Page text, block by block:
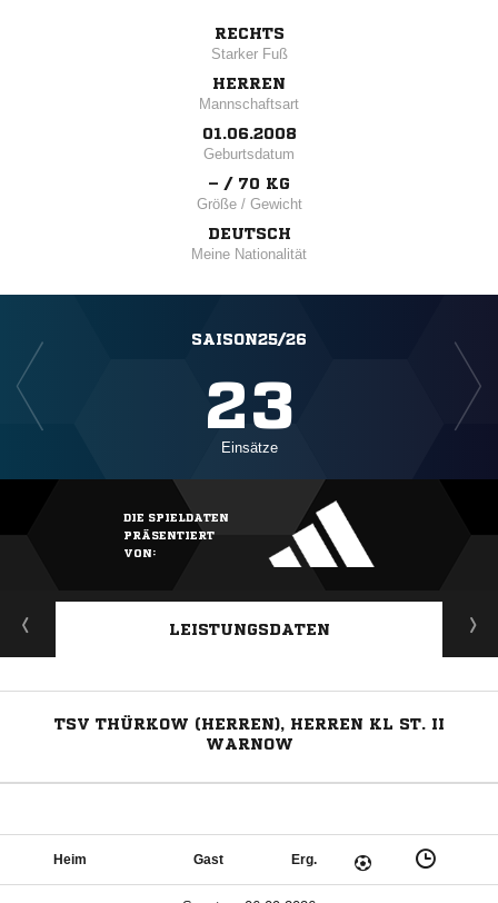
RECHTS
Starker Fuß
HERREN
Mannschaftsart
01.06.2008
Geburtsdatum
– / 70 KG
Größe / Gewicht
DEUTSCH
Meine Nationalität
SAISON25/26
23
Einsätze
DIE SPIELDATEN
PRÄSENTIERT
VON:
LEISTUNGSDATEN
TSV THÜRKOW (HERREN), HERREN KL ST. II
WARNOW
Heim Gast Erg.